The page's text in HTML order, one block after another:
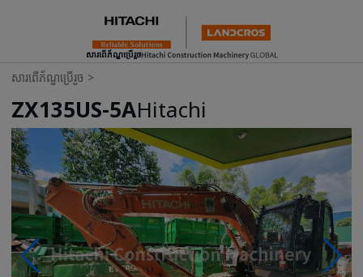
សារពើភ័ណ្ឌប្រើរួច
សារពើភ័ណ្ឌប្រើរួច >
ZX135US-5AHitachi
Photos & Videos